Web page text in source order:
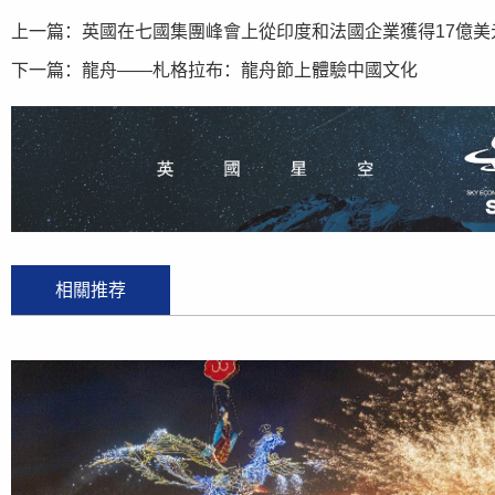
上一篇： 英國在七國集團峰會上從印度和法國企業獲得17億美
下一篇： 龍舟——札格拉布：龍舟節上體驗中國文化
相關推荐